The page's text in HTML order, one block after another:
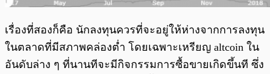
เรื่องที่สองก็คือ นักลงทุนควรที่จะอยู่ให้ห่างจากการลงทุน
ในตลาดที่มีสภาพคล่องต่ำ โดยเฉพาะเหรียญ altcoin ใน
อันดับล่าง ๆ ที่นานทีจะมีกิจกรรมการซื้อขายเกิดขึ้นที ซึ่ง